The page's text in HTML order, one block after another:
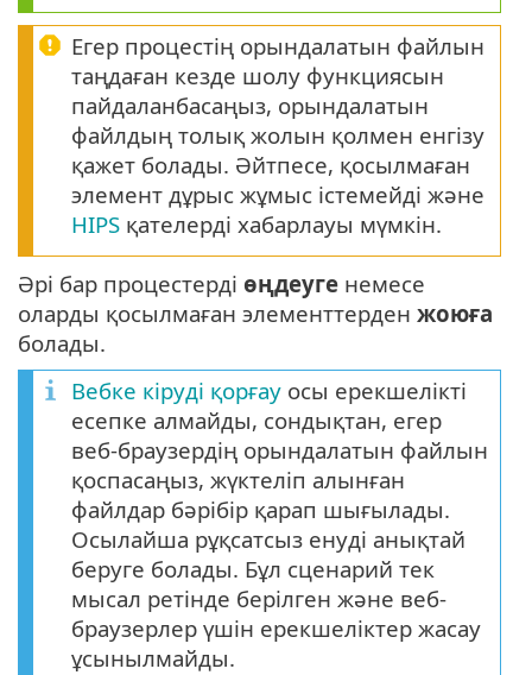
Егер процестің орындалатын файлын
таңдаған кезде шолу функциясын
пайдаланбасаңыз, орындалатын
файлдың толық жолын қолмен енгізу
қажет болады. Әйтпесе, қосылмаған
элемент дұрыс жұмыс істемейді және
HIPS қателерді хабарлауы мүмкін.
Әрі бар процестерді өңдеуге немесе
оларды қосылмаған элементтерден жоюға
болады.
Вебке кіруді қорғау осы ерекшелікті
есепке алмайды, сондықтан, егер
веб-браузердің орындалатын файлын
қоспасаңыз, жүктеліп алынған
файлдар бәрібір қарап шығылады.
Осылайша рұқсатсыз енуді анықтай
беруге болады. Бұл сценарий тек
мысал ретінде берілген және веб-
браузерлер үшін ерекшеліктер жасау
ұсынылмайды.